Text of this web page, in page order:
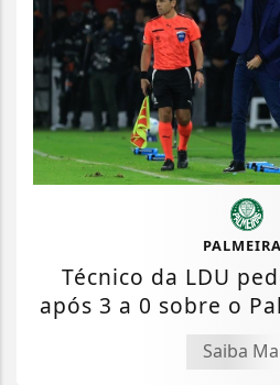
Técnico da LDU
após 3 a 0 sobre o
Saiba